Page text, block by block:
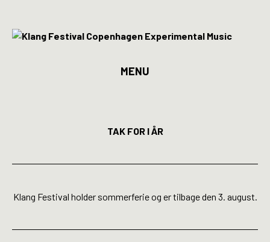
MENU
Billetter
Kunstnere
Spillesteder
INFO
TAK FOR I ÅR
Klang Festival holder sommerferie og er tilbage den 3. august.